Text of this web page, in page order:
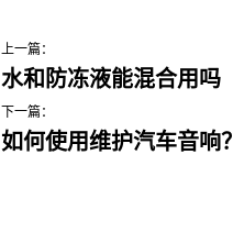
上一篇：
水和防冻液能混合用吗
下一篇：
如何使用维护汽车音响？